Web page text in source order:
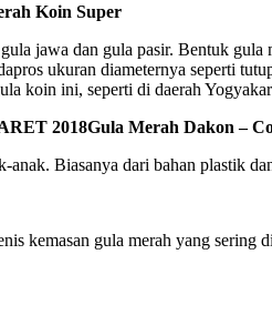
Koin Super
jawa dan gula pasir. Bentuk
ukuran diameternya seperti
koin ini, seperti di daerah
Gula Merah Dakon –
Biasanya dari bahan plastik
kemasan gula merah yang